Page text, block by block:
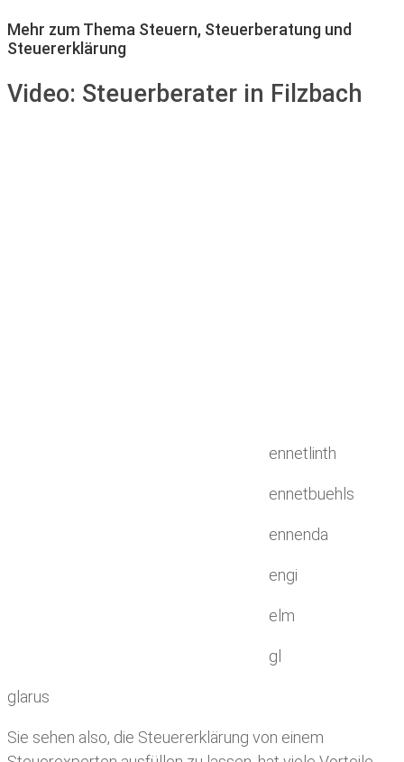
Mehr zum Thema Steuern, Steuerberatung und
Steuererklärung
Video: Steuerberater in Filzbach
ennetlinth
ennetbuehls
ennenda
engi
elm
gl
glarus
Sie sehen also, die Steuererklärung von einem